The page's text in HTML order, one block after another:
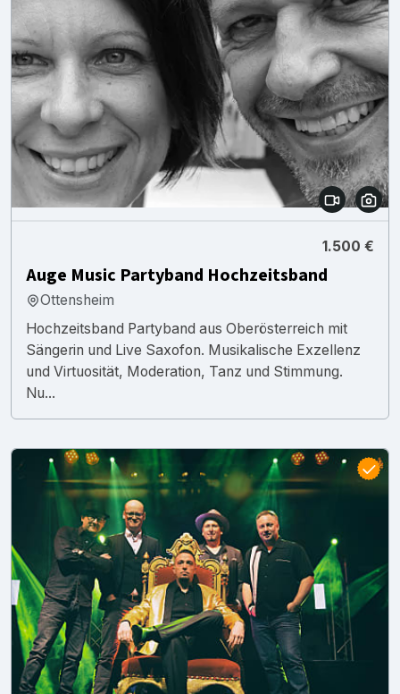
1.500 €
Auge Music Partyband Hochzeitsband
Ottensheim
Hochzeitsband Partyband aus Oberösterreich mit
Sängerin und Live Saxofon. Musikalische Exzellenz
und Virtuosität, Moderation, Tanz und Stimmung.
Nu...